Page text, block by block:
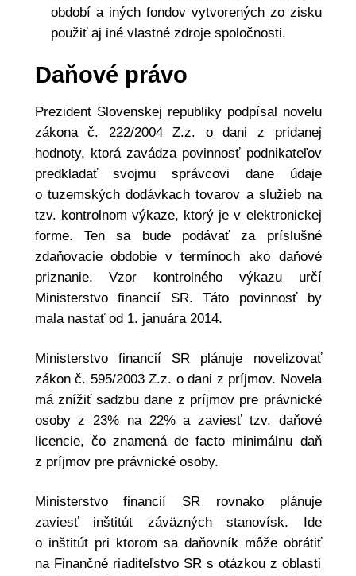
období a iných fondov vytvorených zo zisku
použiť aj iné vlastné zdroje spoločnosti.
Daňové právo
Prezident Slovenskej republiky podpísal novelu
zákona č. 222/2004 Z.z. o dani z pridanej
hodnoty, ktorá zavádza povinnosť podnikateľov
predkladať svojmu správcovi dane údaje
o tuzemských dodávkach tovarov a služieb na
tzv. kontrolnom výkaze, ktorý je v elektronickej
forme. Ten sa bude podávať za príslušné
zdaňovacie obdobie v termínoch ako daňové
priznanie. Vzor kontrolného výkazu určí
Ministerstvo financií SR. Táto povinnosť by
mala nastať od 1. januára 2014.
Ministerstvo financií SR plánuje novelizovať
zákon č. 595/2003 Z.z. o dani z príjmov. Novela
má znížiť sadzbu dane z príjmov pre právnické
osoby z 23% na 22% a zaviesť tzv. daňové
licencie, čo znamená de facto minimálnu daň
z príjmov pre právnické osoby.
Ministerstvo financií SR rovnako plánuje
zaviesť inštitút záväzných stanovísk. Ide
o inštitút pri ktorom sa daňovník môže obrátiť
na Finančné riaditeľstvo SR s otázkou z oblasti